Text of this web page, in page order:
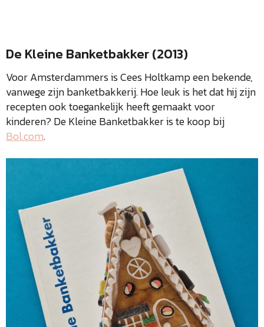
De Kleine Banketbakker (2013)
Voor Amsterdammers is Cees Holtkamp een bekende,
vanwege zijn banketbakkerij. Hoe leuk is het dat hij zijn
recepten ook toegankelijk heeft gemaakt voor
kinderen? De Kleine Banketbakker is te koop bij
Bol.com.